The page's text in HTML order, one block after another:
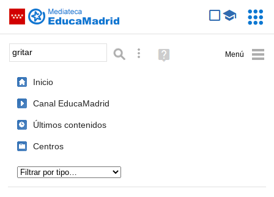
Saltar navegación
Palabra o frase: Búsqueda avanzada
Ayuda
(en
Inicio
Canal EducaMadrid
Últimos contenidos
Centros